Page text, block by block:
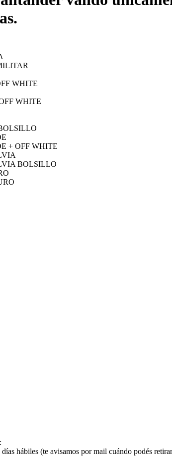
hábiles (te avisamos por mail cuándo podés